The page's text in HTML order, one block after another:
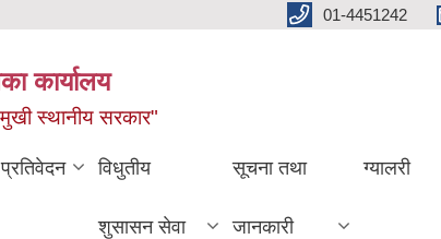
01-4451242
कार्यालय
स्थानीय सरकार"
प्रतिवेदन विधुतीय
शुसासन सेवा
सूचना तथा
जानकारी
ग्यालरी